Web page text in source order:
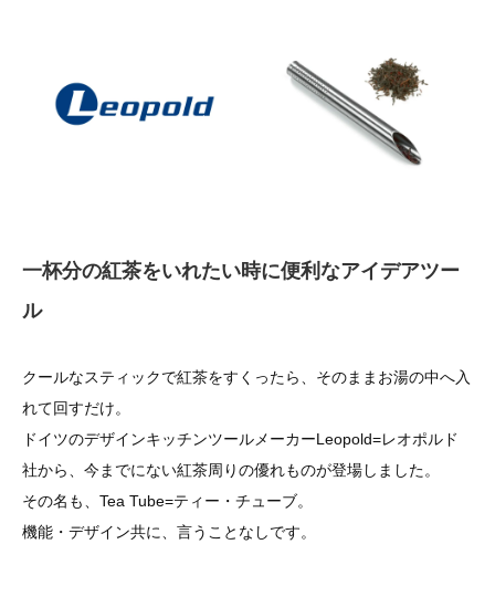
一杯分の紅茶をいれたい時に便利なアイデアツー
ル
クールなスティックで紅茶をすくったら、そのままお湯の中へ入
れて回すだけ。
ドイツのデザインキッチンツールメーカーLeopold=レオポルド
社から、今までにない紅茶周りの優れものが登場しました。
その名も、Tea Tube=ティー・チューブ。
機能・デザイン共に、言うことなしです。